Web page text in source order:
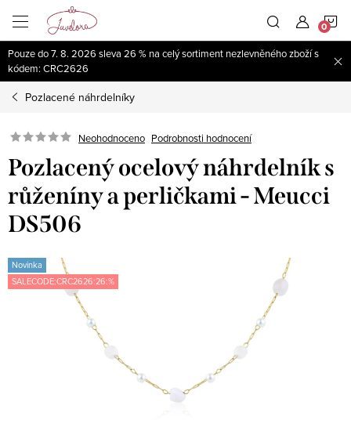
obsah
Pouze do 7. 8. 2026 sleva 26 % na celý sortiment nezlevněného zboží s
kódem: CRC2626
Pozlacené náhrdelníky
Neohodnoceno Podrobnosti hodnocení
Pozlacený ocelový náhrdelník s
růženíny a perličkami - Meucci
DS506
Novinka
SALECODE:CRC2626:26:%